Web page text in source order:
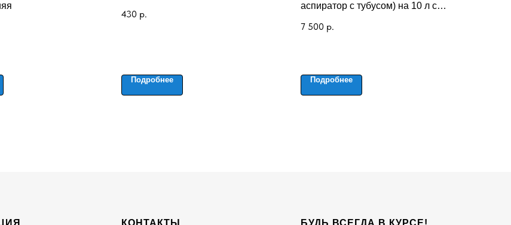
430 р.
Подробнее
аспиратор с тубусом) на 10 л с
7 500 р.
Подробнее
КОНТАКТЫ БУДЬ ВСЕГДА В КУРСЕ!